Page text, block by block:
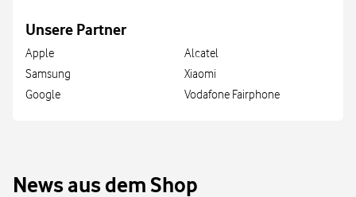
Unsere Partner
Apple
Samsung
Google
Alcatel
Xiaomi
Vodafone Fairphone
News aus dem Shop